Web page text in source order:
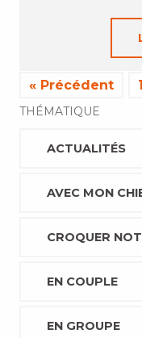
« Précédent 1
THÉMATIQUE
ACTUALITÉS
AVEC MON
CROQUER
EN COUPLE
EN GROUPE